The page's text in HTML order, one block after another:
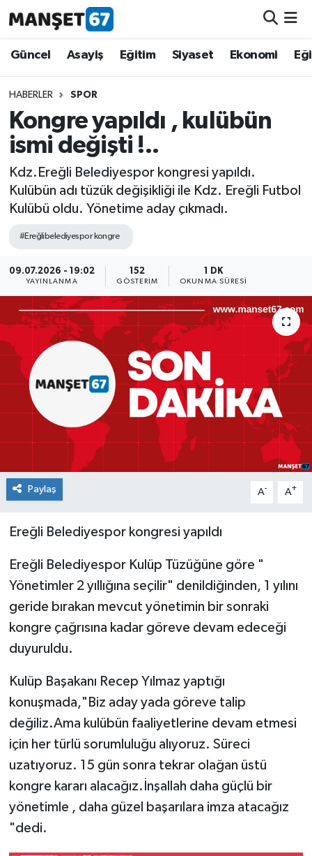
Güncel Asayiş Eğitim Siyaset Ekonomi
HABERLER SPOR
Kongre yapıldı , kulübün
ismi değişti !..
Kdz.Ereğli Belediyespor kongresi yapıldı.
Kulübün adı tüzük değişikliği ile Kdz. Ereğli Futbol
Kulübü oldu. Yönetime aday çıkmadı.
#Ereğlibelediyespor kongre
09.07.2026 - 19:02
YAYINLANMA
152
GÖSTERIM
1 DK
OKUNMA SÜRESI
Paylaş A- A+
Ereğli Belediyespor kongresi yapıldı
Ereğli Belediyespor Kulüp Tüzüğüne göre "
Yönetimler 2 yıllığına seçilir" denildiğinden, 1 yılını
geride bırakan mevcut yönetimin bir sonraki
kongre çağrısına kadar göreve devam edeceği
duyuruldu.
Kulüp Başakanı Recep Yılmaz yaptığı
konuşmada,"Biz aday yada göreve talip
değiliz.Ama kulübün faaliyetlerine devam etmesi
için her türlü sorumluluğu alıyoruz. Süreci
uzatıyoruz. 15 gün sonra tekrar olağan üstü
kongre kararı alacağız.İnşallah daha güçlü bir
yönetimle , daha güzel başarılara imza atacağız
"dedi.
Güncel
Asayiş
Siyaset
Eğitim
Ekonomi
Kültür-Sanat
Magazin
Medya
Röportaj
Teknoloji